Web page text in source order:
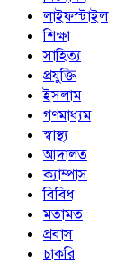
লাইফস্টাইল
শিক্ষা
সাহিত্য
প্রযুক্তি
ইসলাম
গণমাধ্যম
স্বাস্থ্য
আদালত
ক্যাম্পাস
বিবিধ
মতামত
প্রবাস
চাকরি